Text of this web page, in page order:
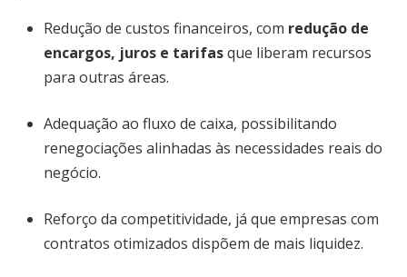
Redução de custos financeiros, com redução de
encargos, juros e tarifasque liberam recursos
para outras áreas.
Adequação ao fluxo de caixa, possibilitando
renegociações alinhadas às necessidades reais do
negócio.
Reforço da competitividade, já que empresas com
contratos otimizados dispõem de mais liquidez.